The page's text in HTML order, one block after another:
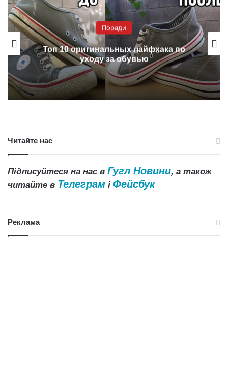
Поради
Топ 10 оригинальных лайфхака по
уходу за обувью
Читайте нас
Підписуйтеся на нас в Гугл Новини, а також
читайте в Телеграм і Фейсбук
Реклама